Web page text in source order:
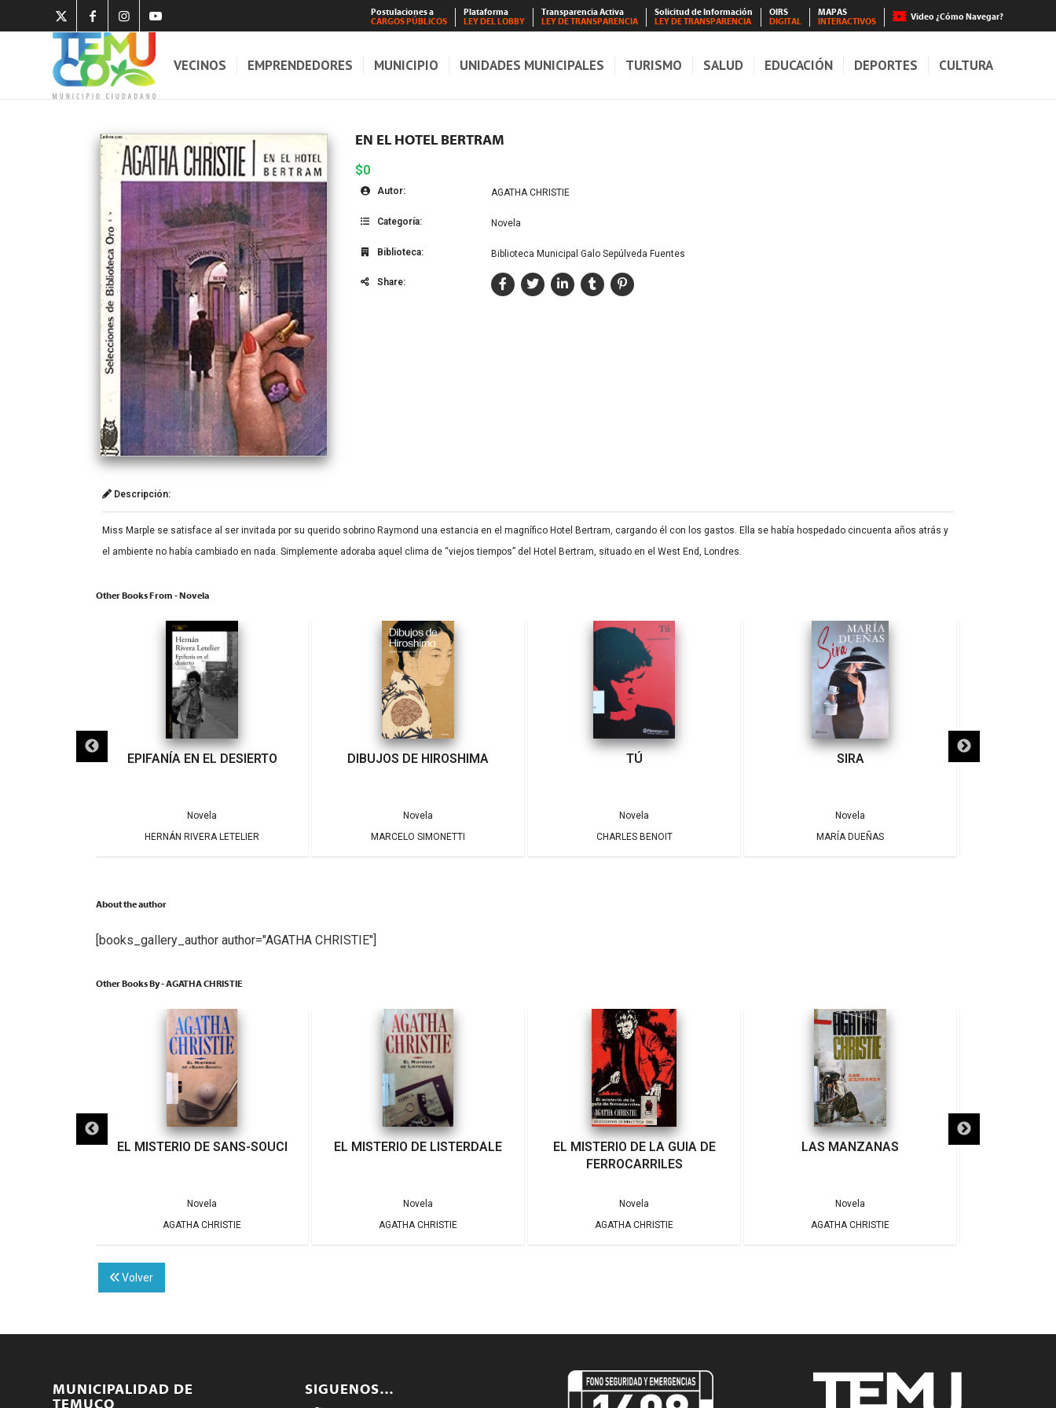
Postulaciones a
CARGOS PÚBLICOS
Plataforma
LEY DEL LOBBY
Transparencia Activa
LEY DE TRANSPARENCIA
Solicitud de Información
LEY DE TRANSPARENCIA
OIRS
DIGITAL
MAPAS
INTERACTIVOS
Video ¿Cómo Navegar?
VECINOS EMPRENDEDORES MUNICIPIO UNIDADES MUNICIPALES TURISMO SALUD EDUCACIÓN DEPORTES CULTURA
EN EL HOTEL BERTRAM
$0
Autor: AGATHA CHRISTIE
Categoría: Novela
Biblioteca: Biblioteca Municipal Galo Sepúlveda Fuentes
Share:
Descripción:
Miss Marple se satisface al ser invitada por su querido sobrino Raymond una estancia en el magnífico Hotel Bertram, cargando él con los gastos. Ella se había hospedado cincuenta años atrás y
el ambiente no había cambiado en nada. Simplemente adoraba aquel clima de “viejos tiempos” del Hotel Bertram, situado en el West End, Londres.
Other Books From - Novela
EPIFANÍA EN EL DESIERTO
Novela
HERNÁN RIVERA LETELIER
DIBUJOS DE HIROSHIMA
Novela
MARCELO SIMONETTI
TÚ
Novela
CHARLES BENOIT
SIRA
Novela
MARÍA DUEÑAS
About the author
[books_gallery_author author="AGATHA CHRISTIE"]
Other Books By - AGATHA CHRISTIE
HA MUERTO EL MISTERIO DE SANS-SOUCI
Novela
AGATHA CHRISTIE
EL MISTERIO DE LISTERDALE
Novela
AGATHA CHRISTIE
EL MISTERIO DE LA GUIA DE
FERROCARRILES
Novela
AGATHA CHRISTIE
LAS MANZANAS
Novela
AGATHA CHRISTIE
Volver
MUNICIPALIDAD DE
TEMUCO
SIGUENOS…